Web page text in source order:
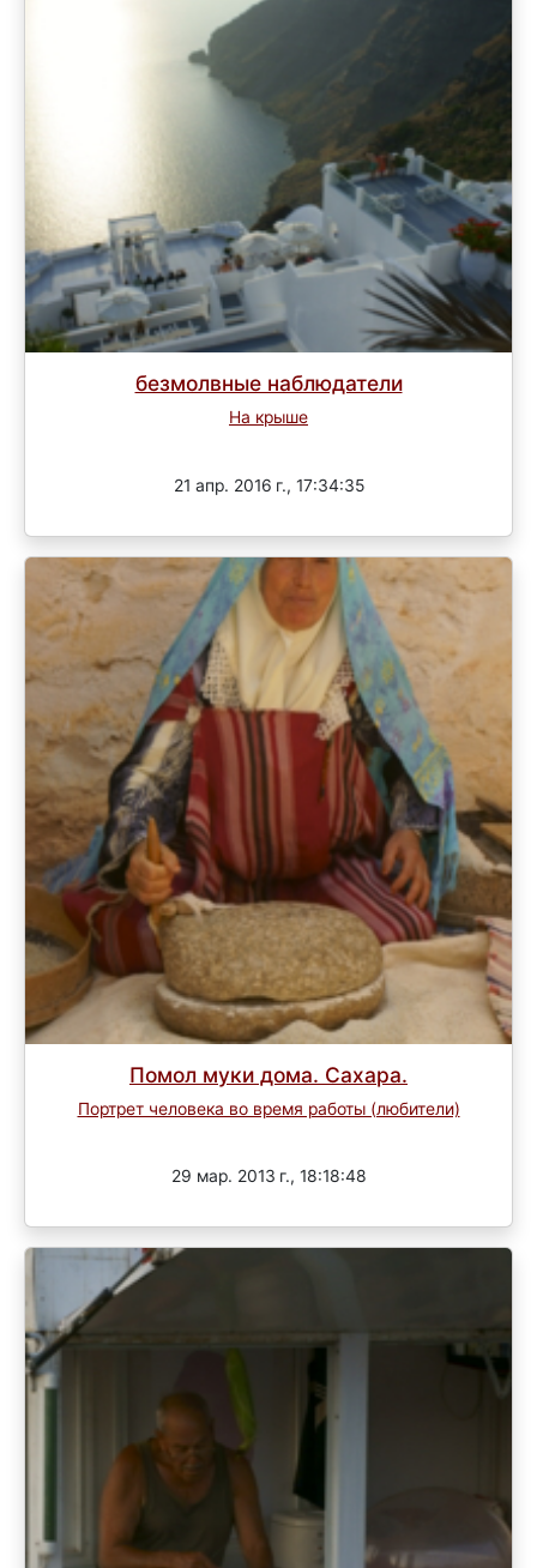
безмолвные наблюдатели
На крыше
21 апр. 2016 г., 17:34:35
Помол муки дома. Сахара.
Портрет человека во время работы (любители)
29 мар. 2013 г., 18:18:48